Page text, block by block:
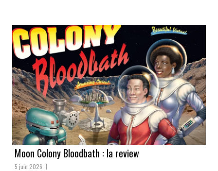
Moon Colony Bloodbath : la review
5 juin 2026